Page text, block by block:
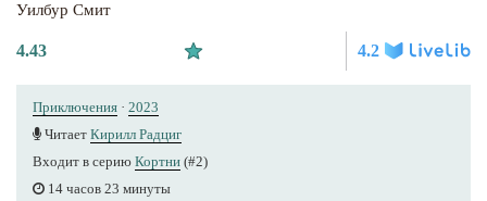
Уилбур Смит
4.43 4.2
Приключения · 2023
Читает Кирилл Радциг
Входит в серию Кортни (#2)
14 часов 23 минуты